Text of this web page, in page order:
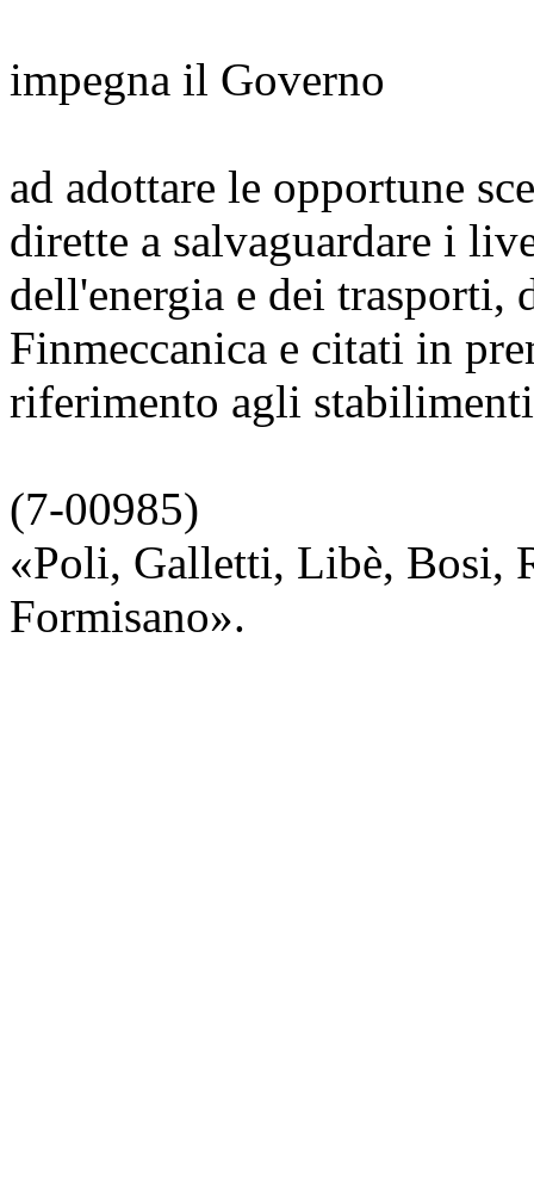
impegna il Governo
ad adottare le opportune
dirette a salvaguardare i
dell'energia e dei trasporti,
Finmeccanica e citati in
riferimento agli
(7-00985)
«Poli, Galletti, Libè, Bosi,
Formisano».